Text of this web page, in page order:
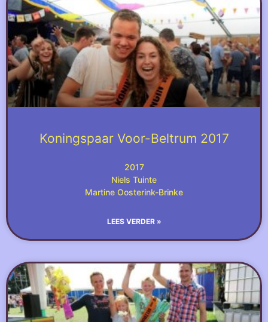
Koningspaar Voor-Beltrum 2017
2017
Niels Tuinte
Martine Oosterink-Brinke
LEES VERDER »